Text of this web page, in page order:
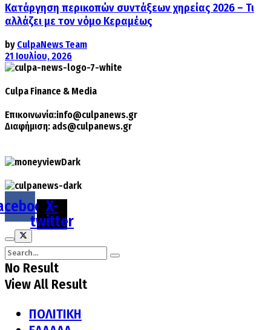
Κατάργηση περικοπών συντάξεων χηρείας 2026 – Τι
αλλάζει με τον νόμο Κεραμέως
by CulpaNews Team
21 Ιουλίου, 2026
Culpa Finance & Media
Επικοινωνία:info@culpanews.gr
Διαφήμιση: ads@culpanews.gr
X-
twitter
No Result
View All Result
ΠΟΛΙΤΙΚΗ